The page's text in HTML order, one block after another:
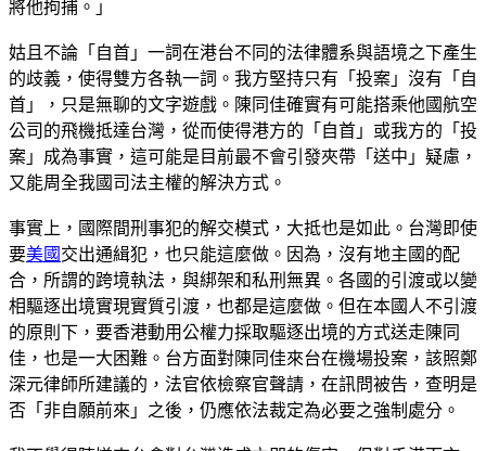
將他拘捕。」
姑且不論「自首」一詞在港台不同的法律體系與語境之下產生
的歧義，使得雙方各執一詞。我方堅持只有「投案」沒有「自
首」，只是無聊的文字遊戲。陳同佳確實有可能搭乘他國航空
公司的飛機抵達台灣，從而使得港方的「自首」或我方的「投
案」成為事實，這可能是目前最不會引發夾帶「送中」疑慮，
又能周全我國司法主權的解決方式。
事實上，國際間刑事犯的解交模式，大抵也是如此。台灣即使
要美國 交出通緝犯，也只能這麼做。因為，沒有地主國的配
合，所謂的跨境執法，與綁架和私刑無異。各國的引渡或以變
相驅逐出境實現實質引渡，也都是這麼做。但在本國人不引渡
的原則下，要香港動用公權力採取驅逐出境的方式送走陳同
佳，也是一大困難。台方面對陳同佳來台在機場投案，該照鄭
深元律師所建議的，法官依檢察官聲請，在訊問被告，查明是
否「非自願前來」之後，仍應依法裁定為必要之強制處分。